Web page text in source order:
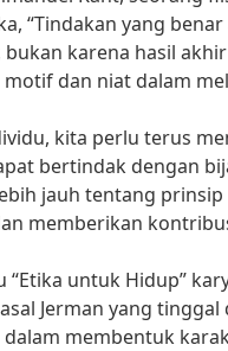
“Tindakan yang
bukan karena hasil
dan niat dalam
kita perlu terus
bertindak dengan
jauh tentang
memberikan
“Etika untuk Hidup”
Jerman yang
membentuk